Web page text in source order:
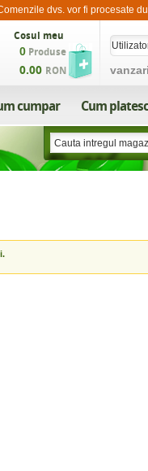
dvs. vor fi procesate
Cosul meu
0 Produse
0.00 RON
cumpar Cum platesc